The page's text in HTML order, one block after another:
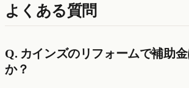
よくある質問
Q. カインズのリフォームで補助
か？